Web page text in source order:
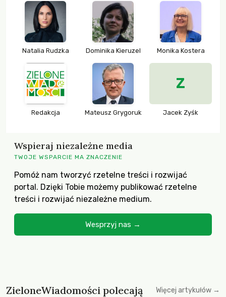
Natalia Rudzka Dominika Kieruzel Monika Kostera
Redakcja Mateusz Grygoruk
Z
Jacek Zyśk
Wspieraj niezależne media
TWOJE WSPARCIE MA ZNACZENIE
Pomóż nam tworzyć rzetelne treści i rozwijać
portal. Dzięki Tobie możemy publikować rzetelne
treści i rozwijać niezależne medium.
Wesprzyj nas →
ZieloneWiadomości polecają Więcej artykułów →